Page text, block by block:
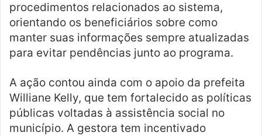
procedimentos relacionados ao sistema,
orientando os beneficiários sobre como
manter suas informações sempre atualizadas
para evitar pendências junto ao programa.
A ação contou ainda com o apoio da prefeita
Williane Kelly, que tem fortalecido as políticas
públicas voltadas à assistência social no
município. A gestora tem incentivado